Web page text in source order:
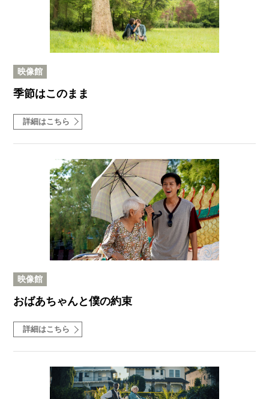
映像館
季節はこのまま
詳細はこちら
映像館
おばあちゃんと僕の約束
詳細はこちら